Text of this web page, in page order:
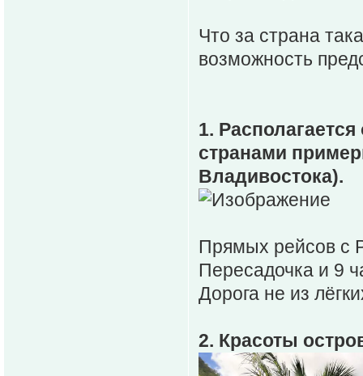
Что за страна
возможность
1.
странами
Владивостока).
Прямых рейсов с
Пересадочка и 9
Дорога не из
2. Красоты